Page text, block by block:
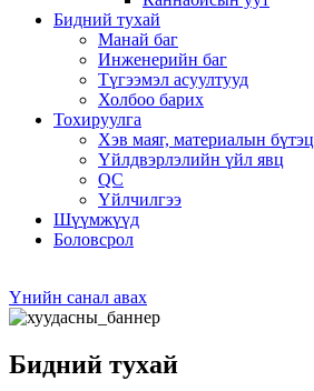
Бидний тухай
Манай баг
Инженерийн баг
Түгээмэл асуултууд
Холбоо барих
Тохируулга
Хэв маяг, материалын бүтэц
Үйлдвэрлэлийн үйл явц
QC
Үйлчилгээ
Шүүмжүүд
Боловсрол
Үнийн санал авах
Бидний тухай